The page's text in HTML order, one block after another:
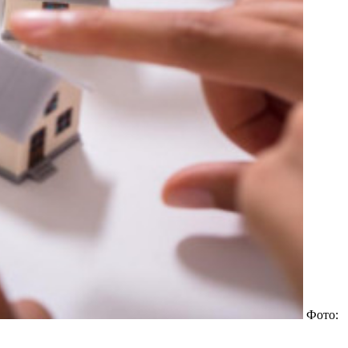
Фото: